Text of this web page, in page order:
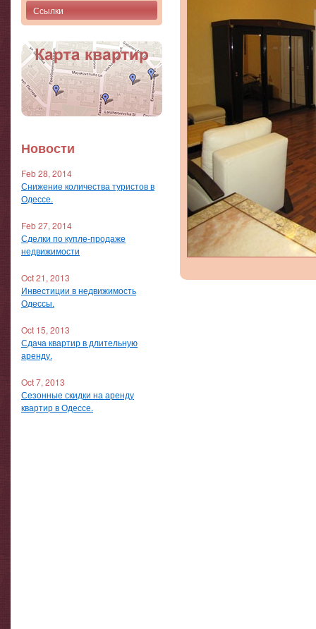
Ссылки
Новости
Feb 28, 2014
Снижение количества туристов в
Одессе.
Feb 27, 2014
Сделки по купле-продаже
недвижимости
Oct 21, 2013
Инвестиции в недвижимость
Одессы.
Oct 15, 2013
Сдача квартир в длительную
аренду.
Oct 7, 2013
Сезонные скидки на аренду
квартир в Одессе.